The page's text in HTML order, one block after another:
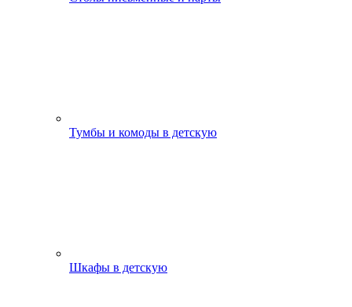
Тумбы и комоды в детскую
Шкафы в детскую